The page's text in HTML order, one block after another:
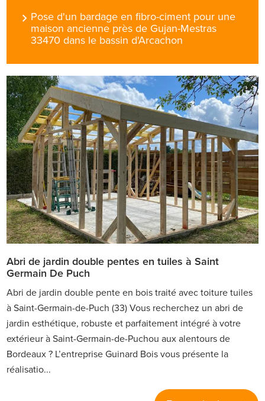
Pose d'un bardage en fibro-ciment pour une
maison ancienne près de Gujan-Mestras
33470 dans le bassin d'Arcachon
Abri de jardin double pentes en tuiles à Saint
Germain De Puch
Abri de jardin double pente en bois traité avec toiture tuiles
à Saint-Germain-de-Puch (33) Vous recherchez un abri de
jardin esthétique, robuste et parfaitement intégré à votre
extérieur à Saint-Germain-de-Puchou aux alentours de
Bordeaux ? L’entreprise Guinard Bois vous présente la
réalisatio...